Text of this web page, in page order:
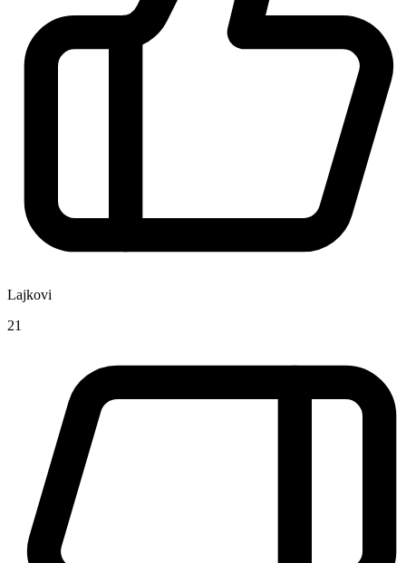
Lajkovi
21